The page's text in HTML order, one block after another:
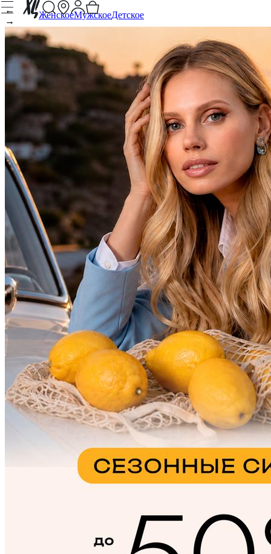
ЖенскоеМужскоеДетское
←
→